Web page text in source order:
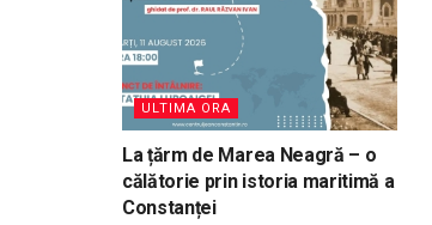
ULTIMA ORA
La țărm de Marea Neagră – o
călătorie prin istoria maritimă a
Constanței